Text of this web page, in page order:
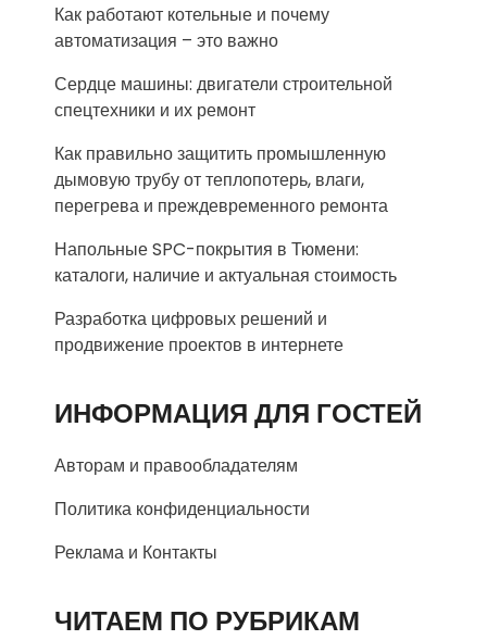
Как работают котельные и почему
автоматизация – это важно
Сердце машины: двигатели строительной
спецтехники и их ремонт
Как правильно защитить промышленную
дымовую трубу от теплопотерь, влаги,
перегрева и преждевременного ремонта
Напольные SPC-покрытия в Тюмени:
каталоги, наличие и актуальная стоимость
Разработка цифровых решений и
продвижение проектов в интернете
ИНФОРМАЦИЯ ДЛЯ ГОСТЕЙ
Авторам и правообладателям
Политика конфиденциальности
Реклама и Контакты
ЧИТАЕМ ПО РУБРИКАМ